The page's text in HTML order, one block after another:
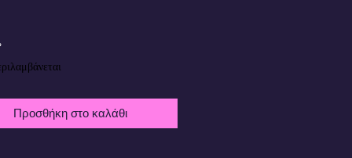
Τιμή
Προσθήκη στο καλάθι